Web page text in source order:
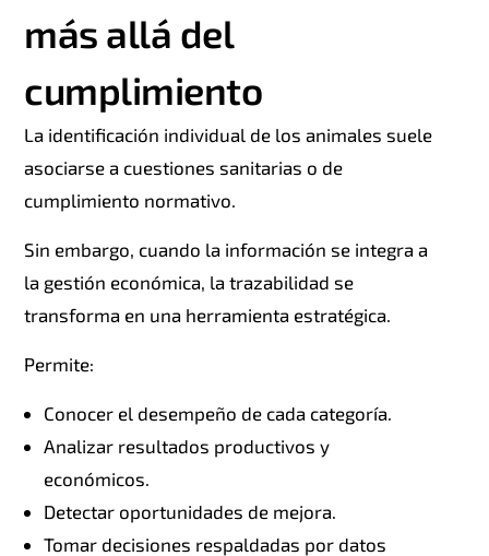
más allá del
cumplimiento
La identificación individual de los animales suele
asociarse a cuestiones sanitarias o de
cumplimiento normativo.
Sin embargo, cuando la información se integra a
la gestión económica, la trazabilidad se
transforma en una herramienta estratégica.
Permite:
Conocer el desempeño de cada categoría.
Analizar resultados productivos y
económicos.
Detectar oportunidades de mejora.
Tomar decisiones respaldadas por datos